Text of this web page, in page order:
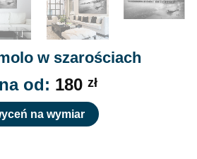
w szarościach
od: 180 zł
na wymiar